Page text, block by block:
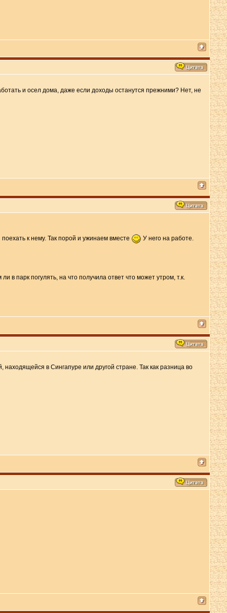
и осел дома, даже если доходы останутся прежними? Нет, не
к нему. Так порой и ужинаем вместе У него на работе.
в парк погулять, на что получила ответ что может утром, т.к.
в Сингапуре или другой стране. Так как разница во